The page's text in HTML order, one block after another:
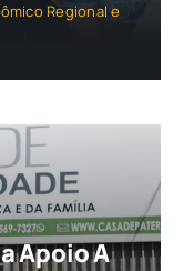
Regional e
Apoio A